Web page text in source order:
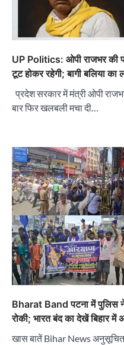
UP Politics: ओपी राजभर की
टूट होकर रहेगी; बागी बलिया का
प्रदेश सरकार में मंत्री ओपी
बार फिर खलबली मचा दी…
Bharat Band पटना में पुलिस ने
रोकी; भारत बंद का देखें बिहार में
खास बातें Bihar News अनुसूचित